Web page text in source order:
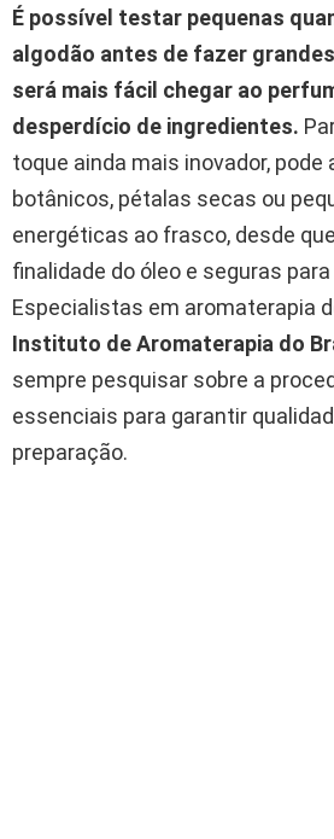
É possível testar pequenas
algodão antes de fazer
será mais fácil chegar ao
desperdício de ingredientes.
toque ainda mais inovador,
botânicos, pétalas secas ou
energéticas ao frasco, desde
finalidade do óleo e seguras para
Especialistas em aromaterapia
Instituto de Aromaterapia do
sempre pesquisar sobre a
essenciais para garantir
preparação.